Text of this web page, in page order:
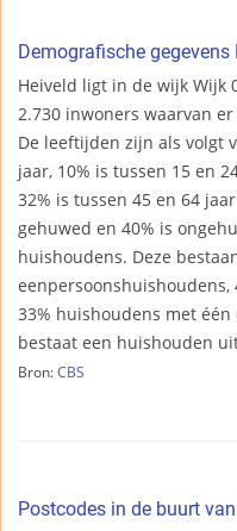
Demografische gegevens
Heiveld ligt in de wijk Wijk
2.730 inwoners waarvan
De leeftijden zijn als volgt
jaar, 10% is tussen 15 en
32% is tussen 45 en 64
gehuwed en 40% is
huishoudens. Deze
33% huishoudens met
bestaat een huishouden
Bron: CBS
Postcodes in de buurt